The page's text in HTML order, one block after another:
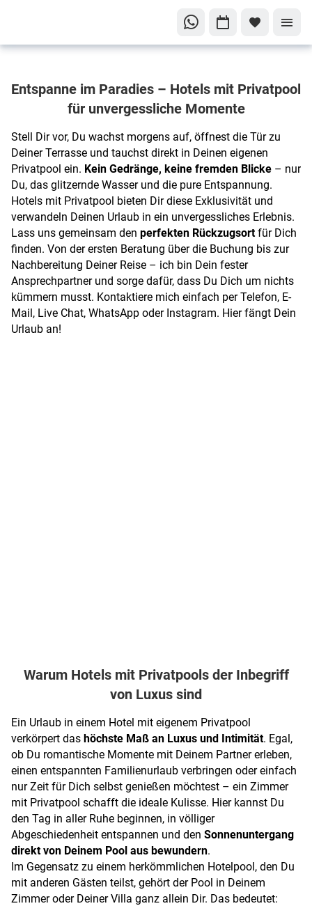
Rückzugsort
- nur für Dich
Hotels
mit
privatem
Pool
Entspanne im Paradies – Hotels mit Privatpool
für unvergessliche Momente
Stell Dir vor, Du wachst morgens auf, öffnest die Tür zu
Deiner Terrasse und tauchst direkt in Deinen eigenen
Privatpool ein. Kein Gedränge, keine fremden Blicke – nur
Du, das glitzernde Wasser und die pure Entspannung.
Hotels mit Privatpool bieten Dir diese Exklusivität und
verwandeln Deinen Urlaub in ein unvergessliches Erlebnis.
Lass uns gemeinsam den perfekten Rückzugsortfür Dich
finden. Von der ersten Beratung über die Buchung bis zur
Nachbereitung Deiner Reise – ich bin Dein fester
Ansprechpartner und sorge dafür, dass Du Dich um nichts
kümmern musst. Kontaktiere mich einfach per Telefon, E-
Mail, Live Chat, WhatsApp oder Instagram. Hier fängt Dein
Urlaub an!
Warum Hotels mit Privatpools der Inbegriff
von Luxus sind
Ein Urlaub in einem Hotel mit eigenem Privatpool
verkörpert dashöchste Maß an Luxus und Intimität. Egal,
ob Du romantische Momente mit Deinem Partner erleben,
einen entspannten Familienurlaub verbringen oder einfach
nur Zeit für Dich selbst genießen möchtest – ein Zimmer
mit Privatpool schafft die ideale Kulisse. Hier kannst Du
den Tag in aller Ruhe beginnen, in völliger
Abgeschiedenheit entspannen und den Sonnenuntergang
direkt von Deinem Pool aus bewundern.
Im Gegensatz zu einem herkömmlichen Hotelpool, den Du
mit anderen Gästen teilst, gehört der Pool in Deinem
Zimmer oder Deiner Villa ganz allein Dir. Das bedeutet: